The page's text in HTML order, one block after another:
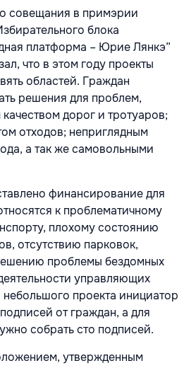
совещания в примэрии
блока
платформа – Юрие Лянкэ”
что в этом году проекты
областей. Граждан
решения для проблем,
дорог и тротуаров;
отходов; неприглядным
а так же самовольными
финансирование для
к проблематичному
плохому состоянию
отсутствию парковок,
проблемы бездомных
управляющих
проекта инициатор
от граждан, а для
собрать сто подписей.
утвержденным